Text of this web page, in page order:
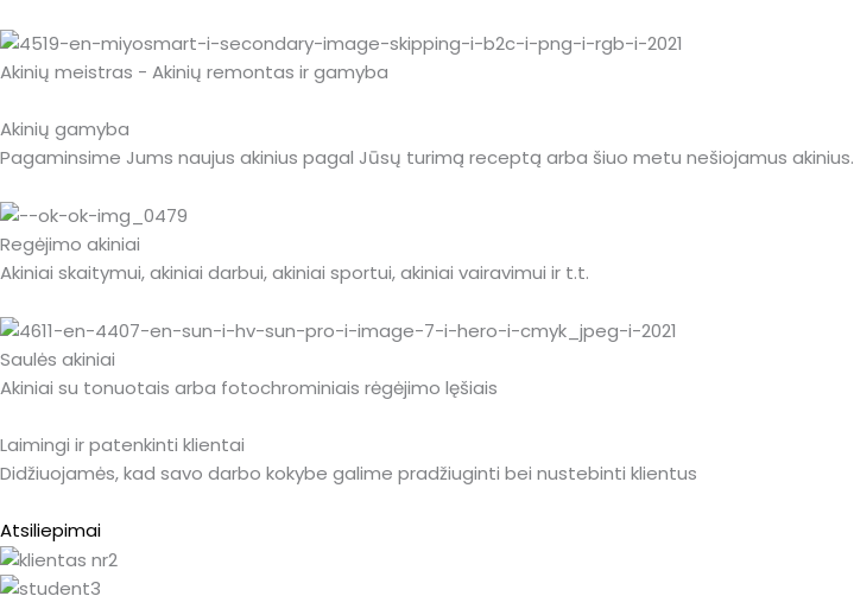
Akinių meistras - Akinių remontas ir gamyba
Akinių gamyba
Pagaminsime Jums naujus akinius pagal Jūsų turimą receptą arba šiuo metu nešiojamus akinius.
Regėjimo akiniai
Akiniai skaitymui, akiniai darbui, akiniai sportui, akiniai vairavimui ir t.t.
Saulės akiniai
Akiniai su tonuotais arba fotochrominiais rėgėjimo lęšiais
Laimingi ir patenkinti klientai
Didžiuojamės, kad savo darbo kokybe galime pradžiuginti bei nustebinti klientus
Atsiliepimai